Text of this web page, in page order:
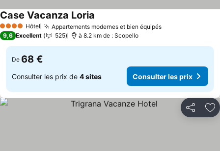
4 Étoiles Hôtel Appartements modernes et bien équipésConsulter les
Case Vacanza Loria
9,6 Excellent 525 à 8.2 km de : Scopello
De 68 €
Consulter les prix de 4 sites Consulter les prix
Partager